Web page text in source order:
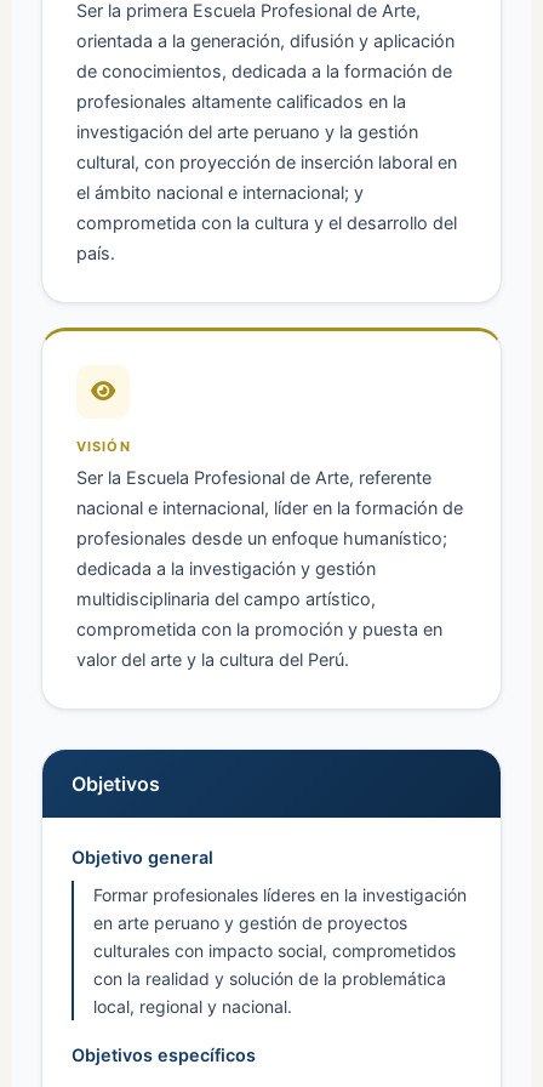
Ser la primera Escuela Profesional de Arte,
orientada a la generación, difusión y aplicación
de conocimientos, dedicada a la formación de
profesionales altamente calificados en la
investigación del arte peruano y la gestión
cultural, con proyección de inserción laboral en
el ámbito nacional e internacional; y
comprometida con la cultura y el desarrollo del
país.
VISIÓN
Ser la Escuela Profesional de Arte, referente
nacional e internacional, líder en la formación de
profesionales desde un enfoque humanístico;
dedicada a la investigación y gestión
multidisciplinaria del campo artístico,
comprometida con la promoción y puesta en
valor del arte y la cultura del Perú.
Objetivos
Objetivo general
Formar profesionales líderes en la investigación
en arte peruano y gestión de proyectos
culturales con impacto social, comprometidos
con la realidad y solución de la problemática
local, regional y nacional.
Objetivos específicos